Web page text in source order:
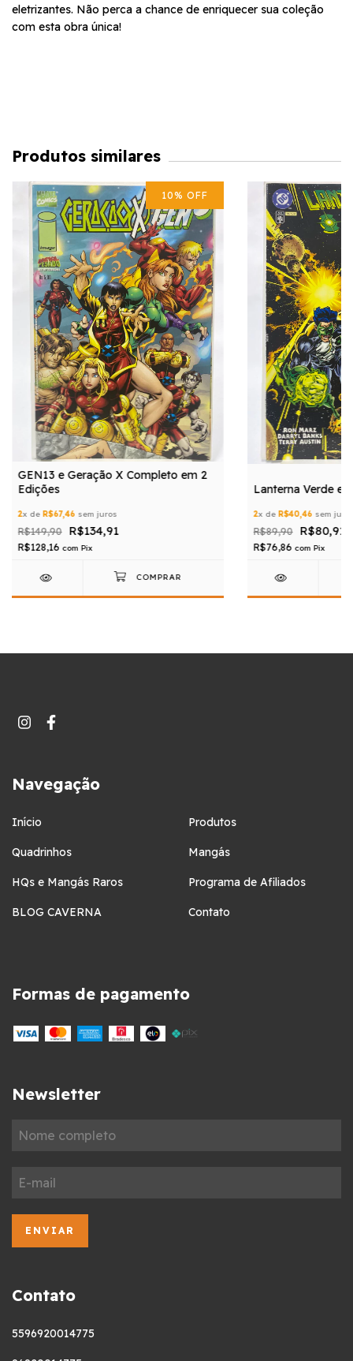
eletrizantes. Não perca a chance de enriquecer sua coleção
com esta obra única!
Produtos similares
10% OFF
GEN13 e Geração X Completo em 2
Edições
2x de R$67,46 sem juros
R$149,90 R$134,91
R$128,16 com Pix
Lanterna Verde e
2x de R$40,46 sem
R$89,90 R$80,91
R$76,86 com Pix
Navegação
Início Produtos
Quadrinhos Mangás
HQs e Mangás Raros Programa de Afiliados
BLOG CAVERNA Contato
Formas de pagamento
Newsletter
Contato
5596920014775